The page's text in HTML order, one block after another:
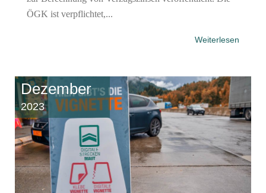
ÖGK ist verpflichtet,...
Weiterlesen
Dezember
2023